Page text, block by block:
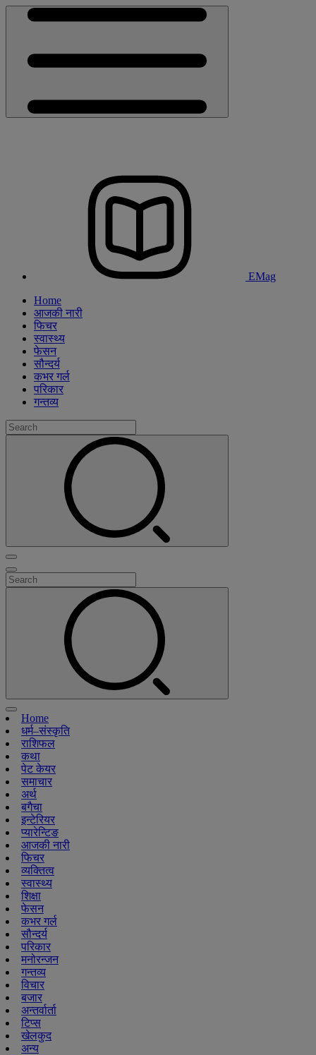
EMag
Home
आजकी नारी
फिचर
स्वास्थ्य
फेसन
सौन्दर्य
कभर गर्ल
परिकार
गन्तव्य
Home
धर्म–संस्कृति
राशिफल
कथा
पेट केयर
समाचार
अर्थ
बगैचा
इन्टेरियर
प्यारेन्टिङ
आजकी नारी
फिचर
व्यक्तित्व
स्वास्थ्य
शिक्षा
फेसन
कभर गर्ल
सौन्दर्य
परिकार
मनोरन्जन
गन्तव्य
विचार
बजार
अन्तर्वार्ता
टिप्स
खेलकुद
अन्य